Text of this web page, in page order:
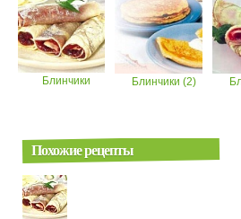
Блинчики Блинчики (2)
Похожие рецепты